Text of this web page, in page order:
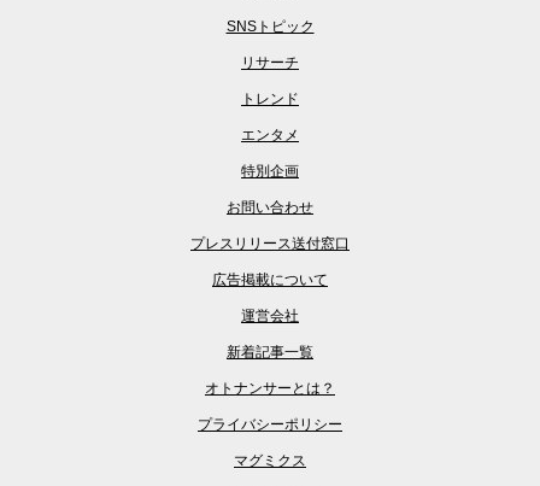
SNSトピック
リサーチ
トレンド
エンタメ
特別企画
お問い合わせ
プレスリリース送付窓口
広告掲載について
運営会社
新着記事一覧
オトナンサーとは？
プライバシーポリシー
マグミクス